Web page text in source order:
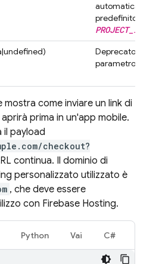
predefinito (ad
PROJECT_ID
Deprecato. Non
parametro.
mostra come inviare un link di
prima in un'app mobile.
il payload
checkout?
continua. Il dominio di
personalizzato utilizzato è
, che deve essere
con Firebase Hosting.
Python Vai C#